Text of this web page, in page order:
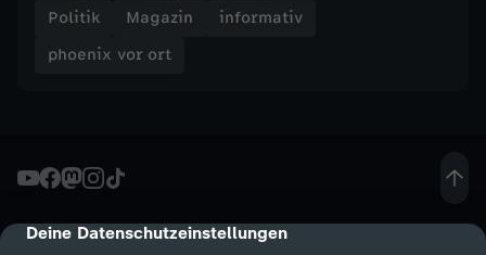
cmp-dialog-description
Deine Datenschutzeinstellungen
G
n
e
Politik Magazin
informativ
phoenix vor ort